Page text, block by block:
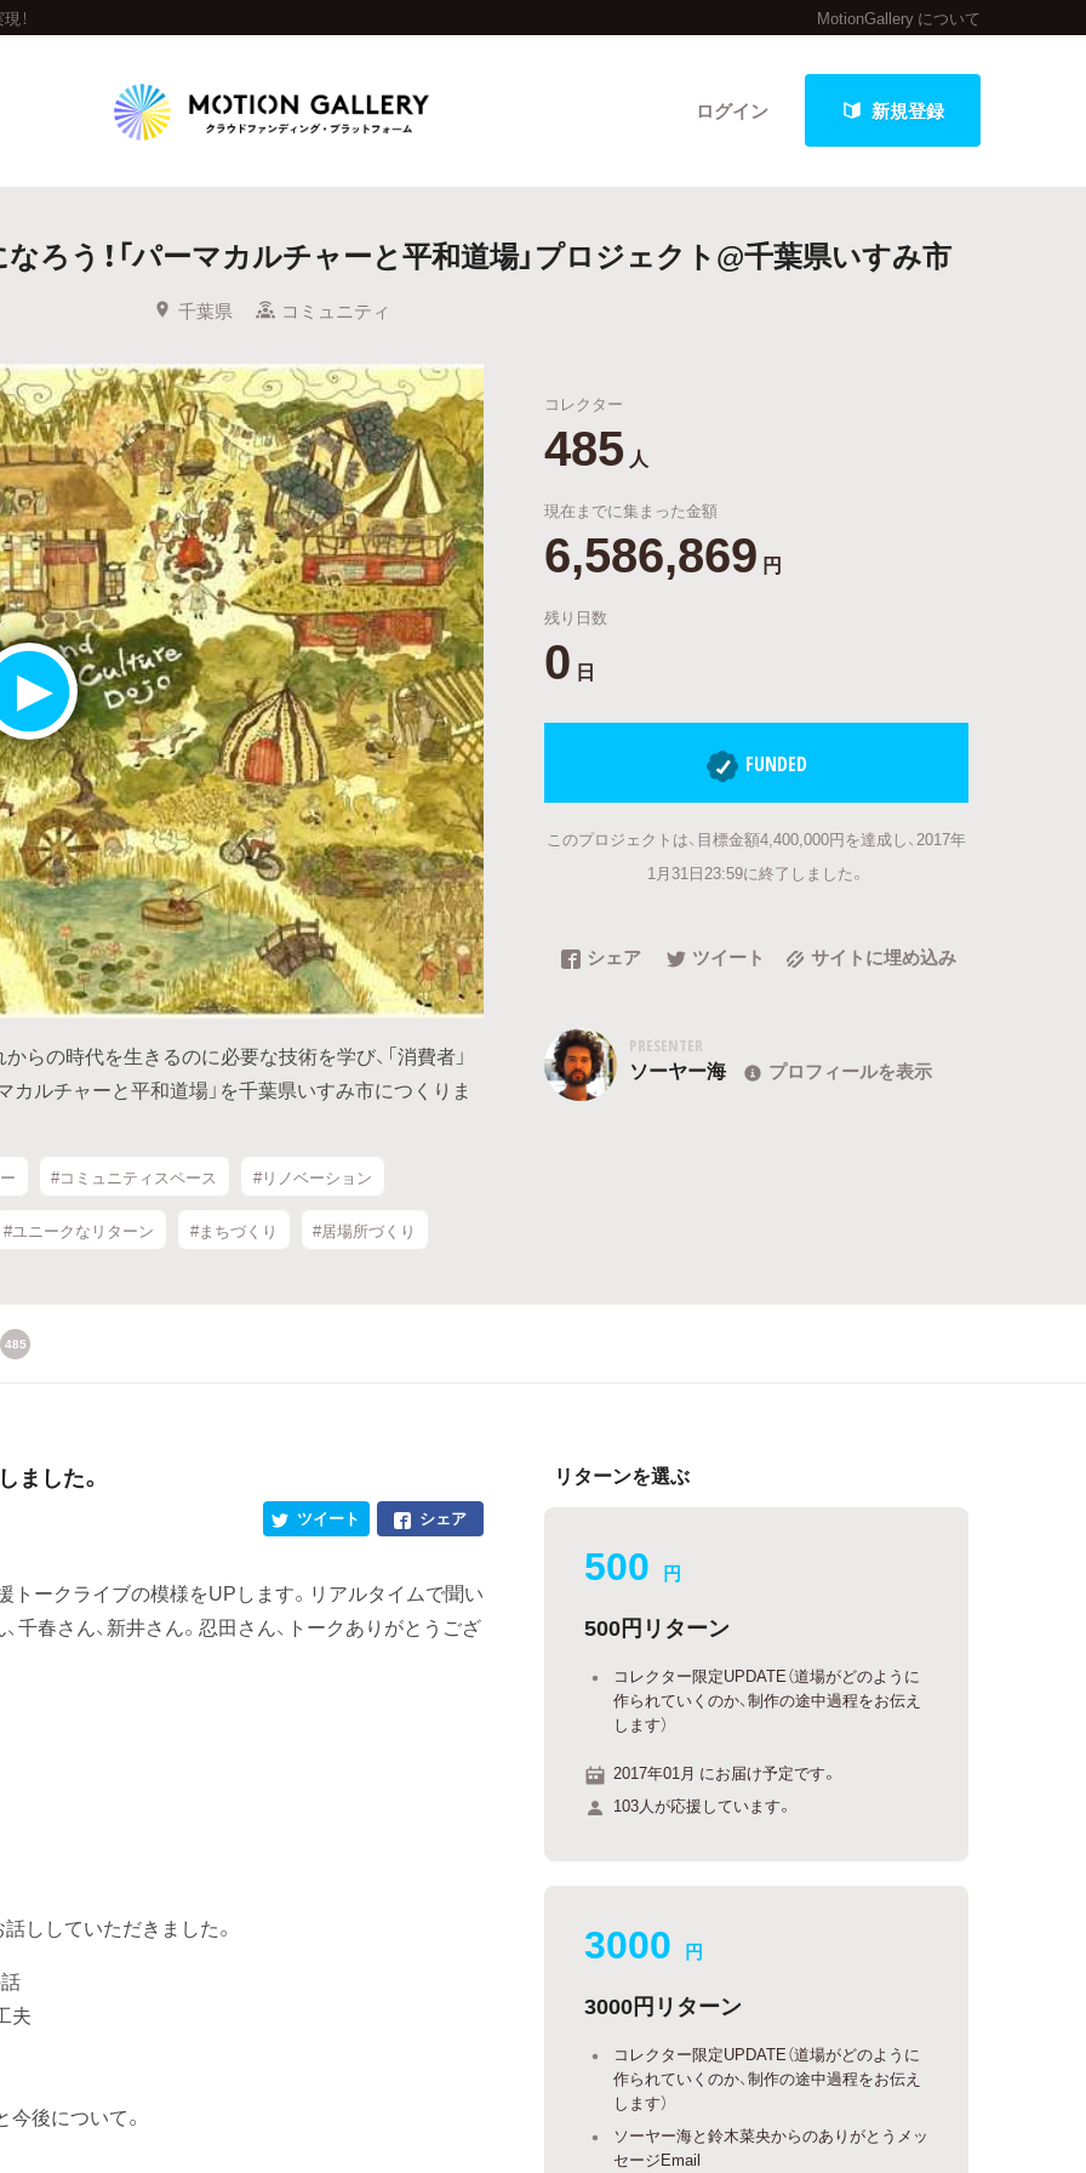
！ MotionGallery について
ログイン 新規登録
のプロジェクト 新着プロジェクト 終了間近のプロジェクト
Feature
タグから探す キュレーターから探す 特集から探す 最新進捗報告から探す
Legendary
最新達成プロジェクト 調達額が大きいプロジェクト
なろう！「パーマカルチャーと平和道場」プロジェクト@千葉県いすみ市
千葉県 コミュニティ
らの時代を生きるのに必要な技術を学び、「消費者」
カルチャーと平和道場」を千葉県いすみ市につくりま
#コミュニティスペース #リノベーション
#ユニークなリターン #まちづくり #居場所づくり
コレクター
485 人
現在までに集まった金額
6,586,869 円
残り日数
0 日
FUNDED
このプロジェクトは、目標金額4,400,000円を達成し、2017年
1月31日23:59に終了しました。
シェア ツイート サイトに埋め込み
PRESENTER
ソーヤー海 プロフィールを表示
485
ました。
シェア
ツイート
トークライブの模様をUPします。リアルタイムで聞い
千春さん、新井さん。忍田さん、トークありがとうござ
ししていただきました。
夫
後について。
リターンを選ぶ
500 円
500円リターン
コレクター限定UPDATE（道場がどのように
作られていくのか、制作の途中過程をお伝え
します）
2017年01月 にお届け予定です。
103人が応援しています。
3000 円
3000円リターン
コレクター限定UPDATE（道場がどのように
作られていくのか、制作の途中過程をお伝え
します）
ソーヤー海と鈴木菜央からのありがとうメッ
セージEmail